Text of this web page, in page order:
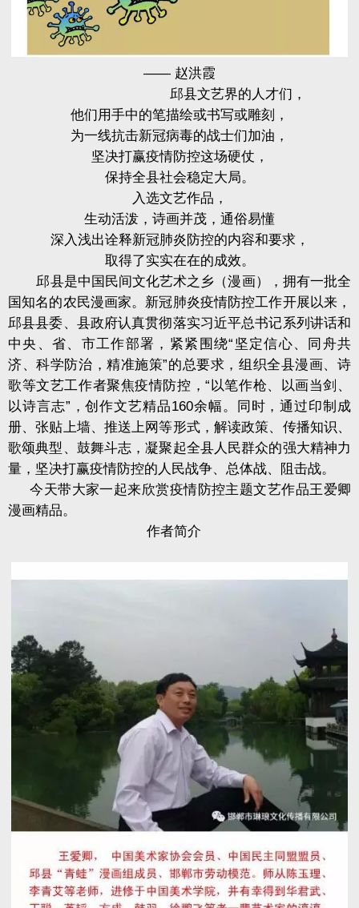
—— 赵洪霞
邱县文艺界的人才们，
他们用手中的笔描绘或书写或雕刻，
为一线抗击新冠病毒的战士们加油，
坚决打赢疫情防控这场硬仗，
保持全县社会稳定大局。
入选文艺作品，
生动活泼，诗画并茂，通俗易懂
深入浅出诠释新冠肺炎防控的内容和要求，
取得了实实在在的成效。
邱县是中国民间文化艺术之乡（漫画），拥有一批全
国知名的农民漫画家。新冠肺炎疫情防控工作开展以来，
邱县县委、县政府认真贯彻落实习近平总书记系列讲话和
中央、省、市工作部署，紧紧围绕“坚定信心、同舟共
济、科学防治，精准施策”的总要求，组织全县漫画、诗
歌等文艺工作者聚焦疫情防控，“以笔作枪、以画当剑、
以诗言志”，创作文艺精品160余幅。同时，通过印制成
册、张贴上墙、推送上网等形式，解读政策、传播知识、
歌颂典型、鼓舞斗志，凝聚起全县人民群众的强大精神力
量，坚决打赢疫情防控的人民战争、总体战、阻击战。
今天带大家一起来欣赏疫情防控主题文艺作品王爱卿
漫画精品。
作者简介